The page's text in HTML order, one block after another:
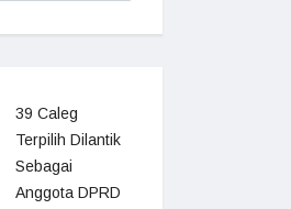
39 Caleg
Terpilih Dilantik
Sebagai
Anggota DPRD